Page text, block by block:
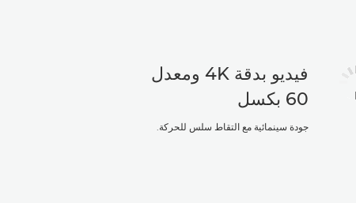
فيديو بدقة 4K ومعدل
60 بكسل
جودة سينمائية مع التقاط سلس للحركة.